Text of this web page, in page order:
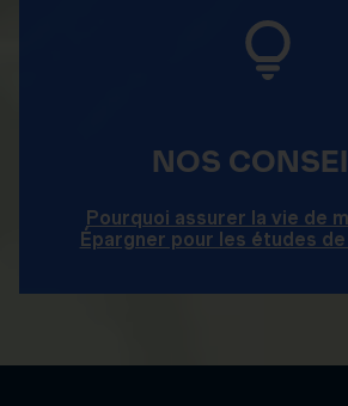
NOS
Pourquoi assurer la vie de
Épargner pour les études